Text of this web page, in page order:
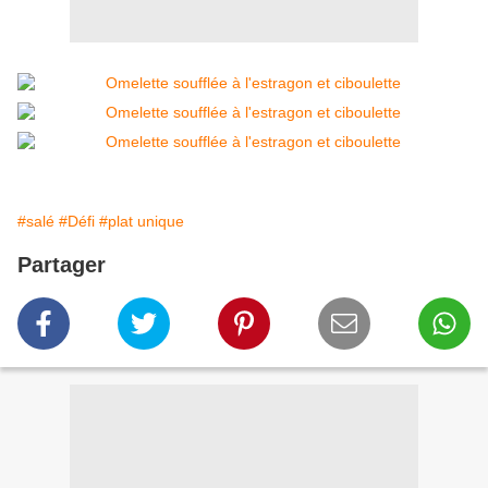
#salé #Défi #plat unique
Partager